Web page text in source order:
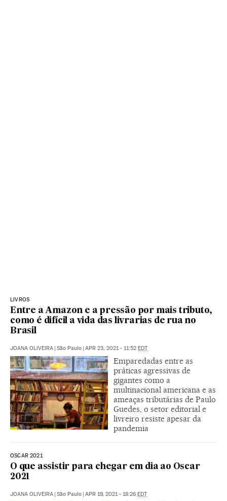
LIVROS
Entre a Amazon e a pressão por mais tributo,
como é difícil a vida das livrarias de rua no
Brasil
JOANA OLIVEIRA | São Paulo | APR 23, 2021 - 11:52 EDT
Emparedadas entre as
práticas agressivas de
gigantes como a
multinacional americana e as
ameaças tributárias de Paulo
Guedes, o setor editorial e
livreiro resiste apesar da
pandemia
OSCAR 2021
O que assistir para chegar em dia ao Oscar
2021
JOANA OLIVEIRA | São Paulo | APR 19, 2021 - 18:26 EDT